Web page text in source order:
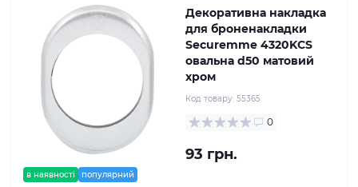
в наявності популярний
Декоративна накладка
для броненакладки
Securemme 4320KСS
овальна d50 матовий
хром
Код товару: 55365
0
93 грн.